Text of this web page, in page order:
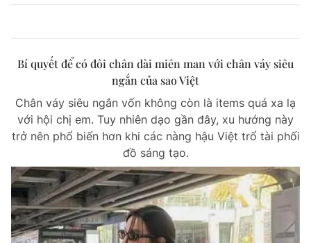
Bí quyết để có đôi chân dài miên man với chân váy siêu
ngắn của sao Việt
Chân váy siêu ngắn vốn không còn là items quá xa lạ
với hội chị em. Tuy nhiên dạo gần đây, xu hướng này
trở nên phổ biến hơn khi các nàng hậu Việt trổ tài phối
đồ sáng tạo.